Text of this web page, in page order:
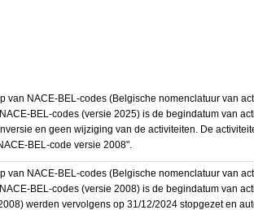
van NACE-BEL-codes (Belgische nomenclatuur van
BEL-codes (versie 2025) is de begindatum van
en geen wijziging van de activiteiten. De
BEL-code versie 2008".
van NACE-BEL-codes (Belgische nomenclatuur van
BEL-codes (versie 2008) is de begindatum van
werden vervolgens op 31/12/2024 stopgezet en